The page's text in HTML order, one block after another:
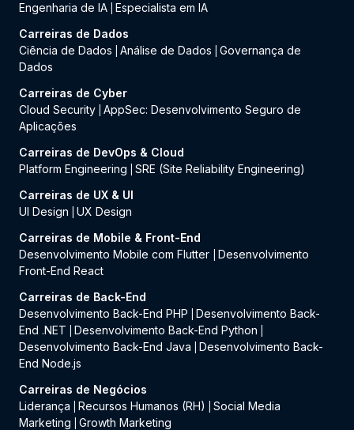
Engenharia de IA Especialista em IA
Carreiras de Dados
Ciência de Dados
Análise de Dados
Governança de
Dados
Carreiras de Cyber
Cloud Security AppSec: Desenvolvimento Seguro de
Aplicações
Carreiras de DevOps & Cloud
Platform Engineering
SRE (Site Reliability Engineering)
Carreiras de UX & UI
UI Design
UX Design
Carreiras de Mobile & Front-End
Desenvolvimento Mobile com Flutter
Desenvolvimento
Front-End React
Carreiras de Back-End
Desenvolvimento Back-End PHP
Desenvolvimento Back-
End .NET
Desenvolvimento Back-End Python
Desenvolvimento Back-End Java
Desenvolvimento Back-
End Node.js
Carreiras de Negócios
Liderança
Recursos Humanos (RH)
Social Media
Marketing
Growth Marketing